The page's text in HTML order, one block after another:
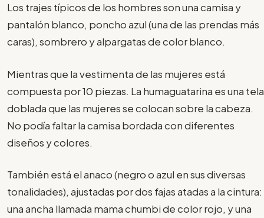
Los trajes típicos de los hombres son una camisa y
pantalón blanco, poncho azul (una de las prendas más
caras), sombrero y alpargatas de color blanco.
Mientras que la vestimenta de las mujeres está
compuesta por 10 piezas. La humaguatarina es una tela
doblada que las mujeres se colocan sobre la cabeza.
No podía faltar la camisa bordada con diferentes
diseños y colores.
También está el anaco (negro o azul en sus diversas
tonalidades), ajustadas por dos fajas atadas a la cintura:
una ancha llamada mama chumbi de color rojo, y una